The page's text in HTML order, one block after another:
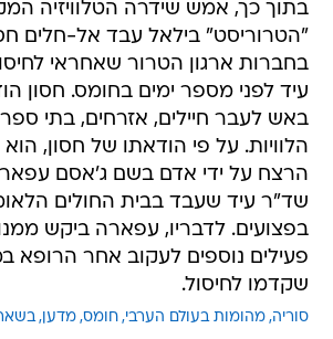
בתוך כך, אמש שידרה הטלוויזיה
"הטרוריסט" בילאל עבד אל-חלים
בחברות ארגון הטרור שאחראי
עיד לפני מספר ימים בחומס. חסון
באש לעבר חיילים, אזרחים, בתי
הלוויות. על פי הודאתו של חסון,
הרצח על ידי אדם בשם ג'אסם
שד"ר עיד שעבד בבית החולים
בפצועים. לדבריו, עפארה ביקש
פעילים נוספים לעקוב אחר הרופא
שקדמו לחיסול.
סוריה מהומות בעולם הערבי חומס מדען